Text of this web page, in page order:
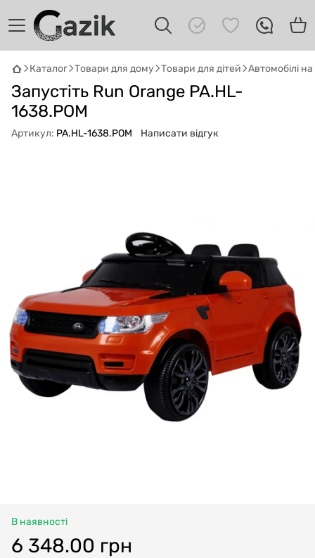
Каталог Товари для дому Товари для дітей Автомобілі
Запустіть Run Orange PA.HL-
1638.POM
Артикул: PA.HL-1638.POM Написати відгук
В наявності
6 348.00 грн
GAZIKAI
Привіт! 👋 Я Gazik AI — допоможу